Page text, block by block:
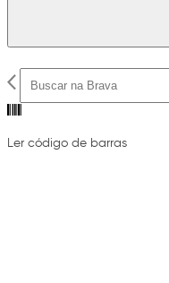
Ler código de barras